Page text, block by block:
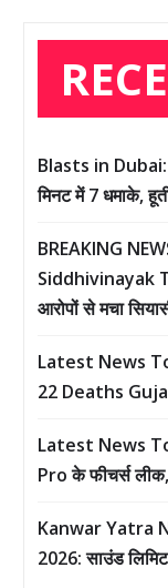
Blasts in Dubai:
मिनट में 7 धमाके,
BREAKING
Siddhivinayak
आरोपों से मचा
Latest News
22 Deaths
Latest News
Pro के फीचर्स
Kanwar Yatra
2026: साउंड